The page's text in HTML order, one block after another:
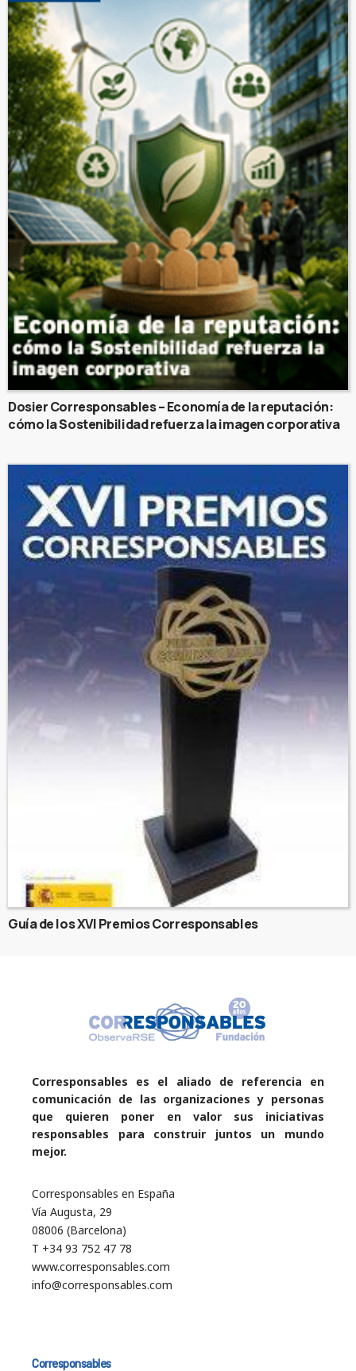
Dosier Corresponsables – Economía de la reputación:
cómo la Sostenibilidad refuerza la imagen corporativa
Guía de los XVI Premios Corresponsables
Corresponsables es el aliado de referencia en
comunicación de las organizaciones y personas
que quieren poner en valor sus iniciativas
responsables para construir juntos un mundo
mejor.
Corresponsables en España
Vía Augusta, 29
08006 (Barcelona)
T +34 93 752 47 78
www.corresponsables.com
info@corresponsables.com
Corresponsables